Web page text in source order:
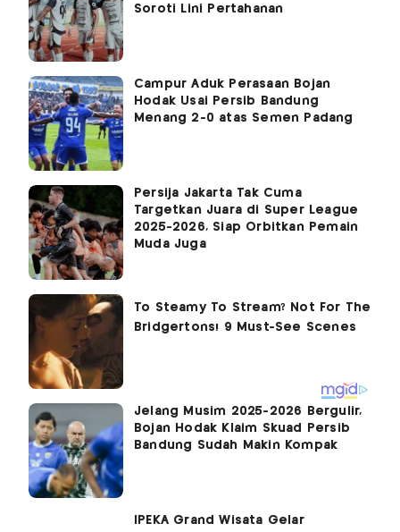
Soroti Lini Pertahanan
Campur Aduk Perasaan Bojan
Hodak Usai Persib Bandung
Menang 2-0 atas Semen Padang
Persija Jakarta Tak Cuma
Targetkan Juara di Super League
2025-2026, Siap Orbitkan Pemain
Muda Juga
Jelang Musim 2025-2026 Bergulir,
Bojan Hodak Klaim Skuad Persib
Bandung Sudah Makin Kompak
IPEKA Grand Wisata Gelar